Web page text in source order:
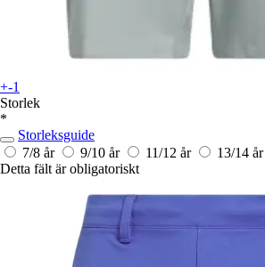
+-1
Storlek
*
Storleksguide
7/8 år
9/10 år 11/12 år 13/14 år
Detta fält är obligatoriskt